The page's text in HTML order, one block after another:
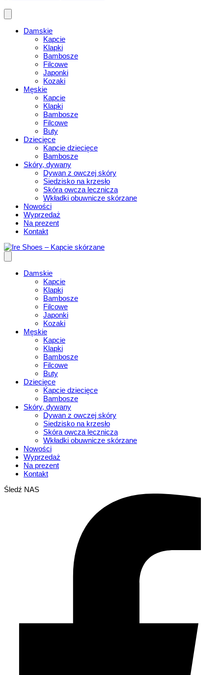
Damskie
Kapcie
Klapki
Bambosze
Filcowe
Japonki
Kozaki
Męskie
Kapcie
Klapki
Bambosze
Filcowe
Buty
Dziecięce
Kapcie dziecięce
Bambosze
Skóry, dywany
Dywan z owczej skóry
Siedzisko na krzesło
Skóra owcza lecznicza
Wkładki obuwnicze skórzane
Nowości
Wyprzedaż
Na prezent
Kontakt
Damskie
Kapcie
Klapki
Bambosze
Filcowe
Japonki
Kozaki
Męskie
Kapcie
Klapki
Bambosze
Filcowe
Buty
Dziecięce
Kapcie dziecięce
Bambosze
Skóry, dywany
Dywan z owczej skóry
Siedzisko na krzesło
Skóra owcza lecznicza
Wkładki obuwnicze skórzane
Nowości
Wyprzedaż
Na prezent
Kontakt
Śledź NAS